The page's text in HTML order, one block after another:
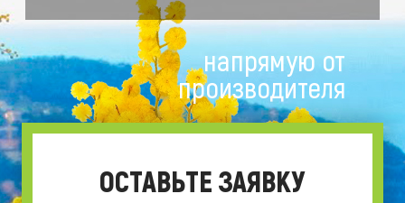
ОСТАВЬТЕ ЗАЯВКУ
напрямую от
производителя